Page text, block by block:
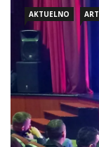
AKTUELNO ART